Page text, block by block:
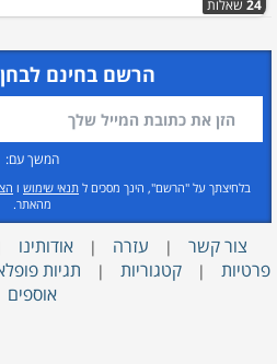
24 שאלות
הרשם בחינם
המשך עם:
בלחיצתך על "הרשם", הינך מסכים ל תנאי שימוש ו
מהאתר.
צור קשר | עזרה | אודותינו
פרטיות
| קטגוריות | תגיות
אוספים